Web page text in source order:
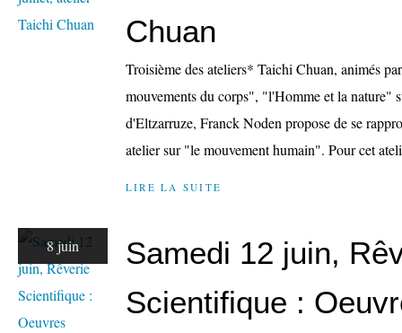
Chuan
Troisième des ateliers* Taichi Chuan, animés
mouvements du corps", "l'Homme et la nature"
d'Eltzarruze, Franck Noden propose de se
atelier sur "le mouvement humain". Pour cet
LIRE LA SUITE
8 juin
Samedi 12 juin,
Scientifique :